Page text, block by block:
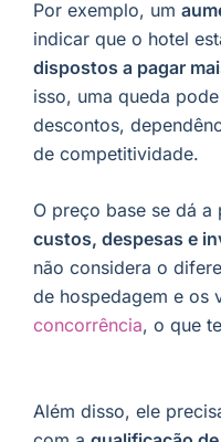
Por exemplo, um
indicar que o hotel
dispostos a pagar
isso, uma queda
descontos,
de competitividade.
O preço base se dá
custos, despesas e
não considera o
de hospedagem e os
concorrência, o que
Além disso, ele